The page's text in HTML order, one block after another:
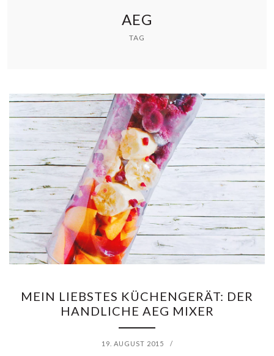
AEG
TAG
MEIN LIEBSTES KÜCHENGERÄT: DER
HANDLICHE AEG MIXER
19. AUGUST 2015 /